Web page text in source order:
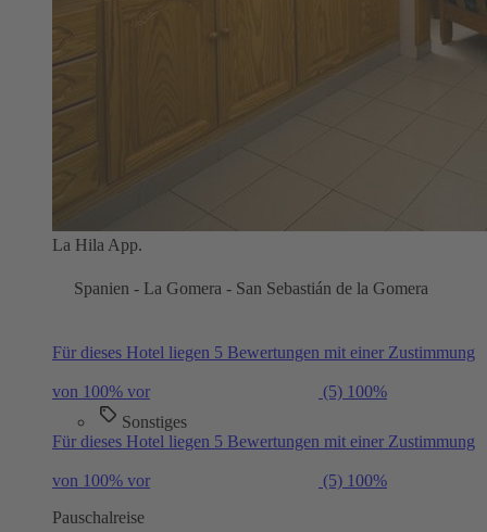
La Hila App.
Spanien - La Gomera - San Sebastián de la Gomera
Für dieses Hotel liegen 5 Bewertungen mit einer Zustimmung
von 100% vor (5) 100%
Sonstiges
Für dieses Hotel liegen 5 Bewertungen mit einer Zustimmung
von 100% vor (5) 100%
Pauschalreise